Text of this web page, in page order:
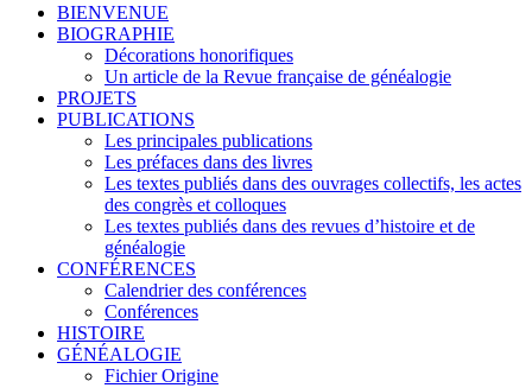
BIENVENUE
BIOGRAPHIE
Décorations honorifiques
Un article de la Revue française de généalogie
PROJETS
PUBLICATIONS
Les principales publications
Les préfaces dans des livres
Les textes publiés dans des ouvrages collectifs, les actes
des congrès et colloques
Les textes publiés dans des revues d’histoire et de
généalogie
CONFÉRENCES
Calendrier des conférences
Conférences
HISTOIRE
GÉNÉALOGIE
Fichier Origine